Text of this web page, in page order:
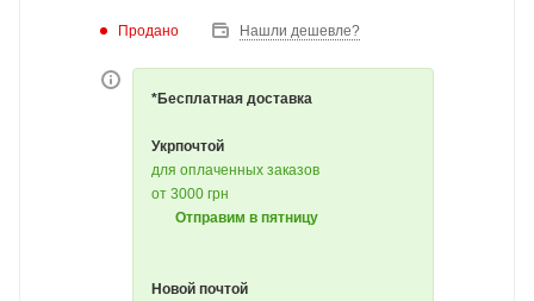
Продано Нашли дешевле?
*Бесплатная доставка
Укрпочтой
для оплаченных заказов
от 3000 грн
Отправим в пятницу
Новой почтой